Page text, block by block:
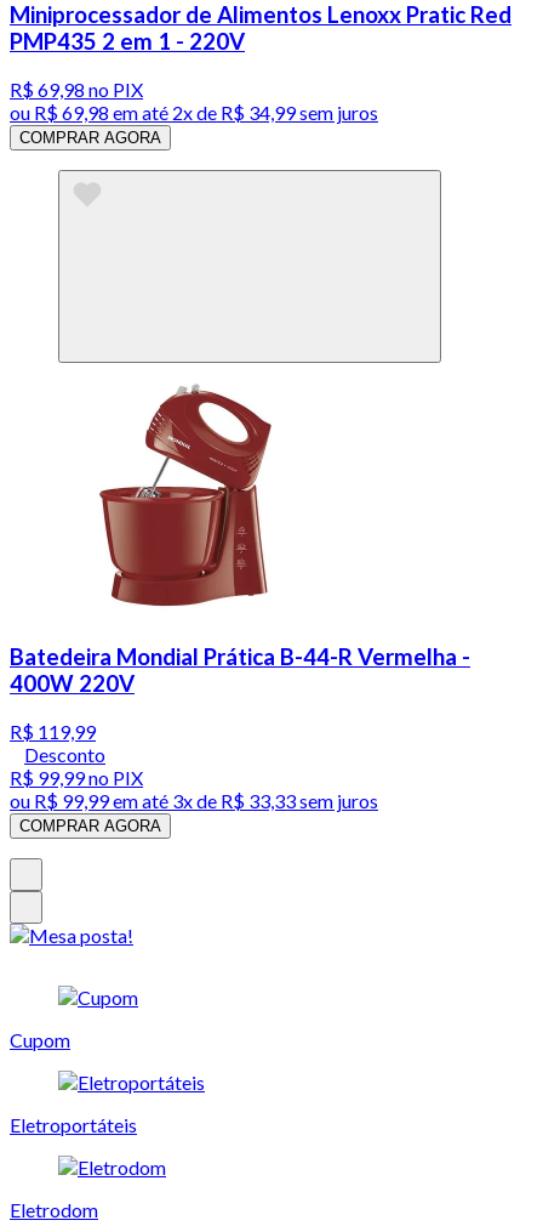
Miniprocessador de Alimentos Lenoxx Pratic Red
PMP435 2 em 1 - 220V
R$ 69,98 no PIX
ou R$ 69,98 em até 2x de R$ 34,99 sem juros
COMPRAR AGORA
Batedeira Mondial Prática B-44-R Vermelha -
400W 220V
R$ 119,99
Desconto
R$ 99,99no PIX
ou R$ 99,99em até 3x de R$ 33,33 sem juros
COMPRAR AGORA
Cupom
Eletroportáteis
Eletrodom